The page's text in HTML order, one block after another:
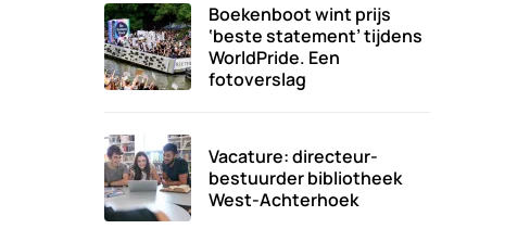
Boekenboot wint prijs
‘beste statement’ tijdens
WorldPride. Een
fotoverslag
Vacature: directeur-
bestuurder bibliotheek
West-Achterhoek